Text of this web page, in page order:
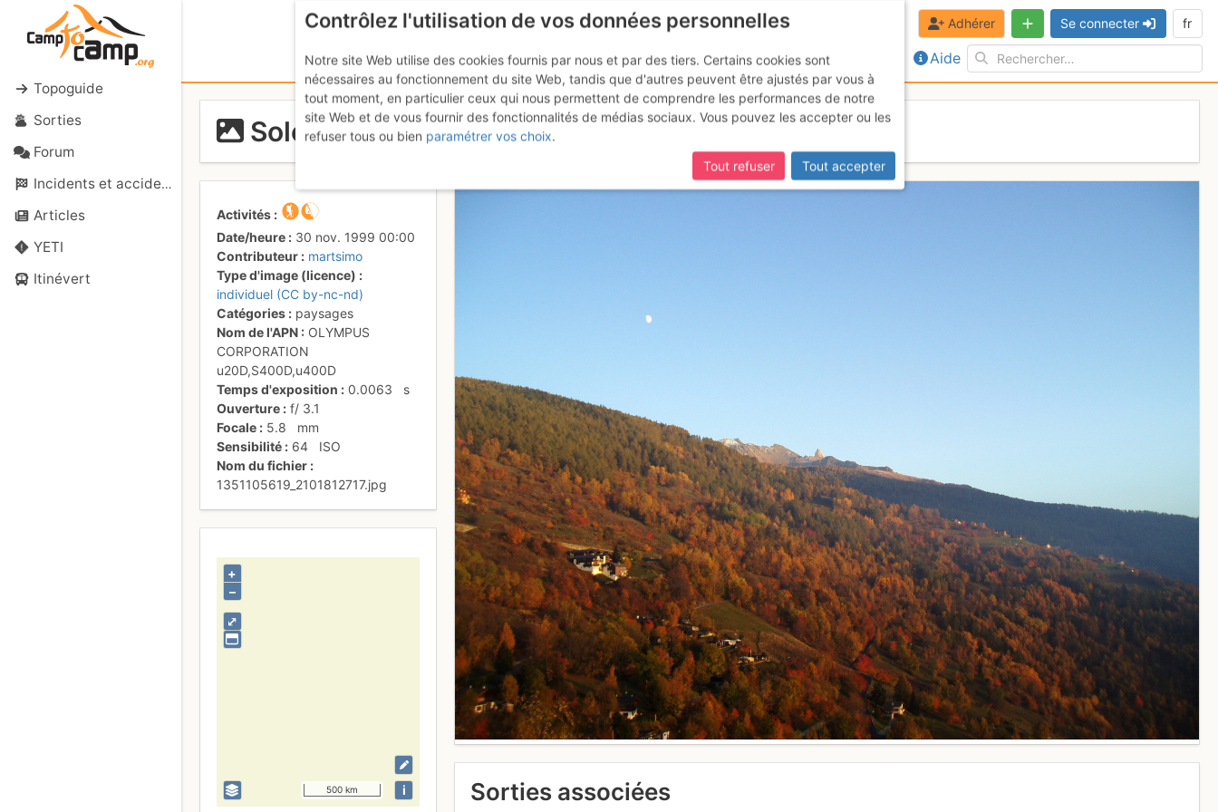
Topoguide
Sorties
Forum
Incidents et accidents
Articles
YETI
Itinévert
Aide
Adhérer Se connecter fr
Soleil couchant sur la Maya
Activités
Date/heure
30 nov. 1999 00:00
Contributeur
martsimo
Type d'image (licence)
individuel (CC by-nc-nd)
Catégories
paysages
Nom de l'APN
OLYMPUS
CORPORATION
u20D,S400D,u400D
Temps d'exposition
0.0063
s
Ouverture
f/3.1
Focale
5.8
mm
Sensibilité
64
ISO
Nom du fichier
1351105619_2101812717.jpg
⤢
+
–
500 km i Sorties associées
Contrôlez l'utilisation de vos données personnelles
Notre site Web utilise des cookies fournis par nous et par des tiers. Certains cookies sont
nécessaires au fonctionnement du site Web, tandis que d'autres peuvent être ajustés par vous à
tout moment, en particulier ceux qui nous permettent de comprendre les performances de notre
site Web et de vous fournir des fonctionnalités de médias sociaux. Vous pouvez les accepter ou les
refuser tous ou bien paramétrer vos choix.
Tout refuser
Tout accepter